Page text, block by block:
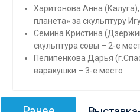
Харитонова Анна
планета» за скульптуру
Семина Кристина
скульптура совы – 2-е
Пелипенкова Дарья
варакушки – 3-е место
Навигация